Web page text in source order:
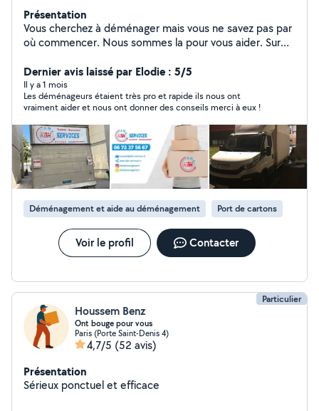
Présentation
Vous cherchez à déménager mais vous ne savez pas par
où commencer. Nous sommes la pour vous aider. Sur
France et pays frontalier, le choix d'un déménageur
certifier qualité est de première importance.
Dernier avis laissé par Elodie : 5/5
Il y a 1 mois
Les déménageurs étaient très pro et rapide ils nous ont
vraiment aider et nous ont donner des conseils merci à eux !
Déménagement et aide au déménagement Port de cartons
Voir le profil Contacter
Particulier
Houssem Benz
Ont bouge pour vous
Paris (Porte Saint-Denis 4)
4,7/5 (52 avis)
Présentation
Sérieux ponctuel et efficace